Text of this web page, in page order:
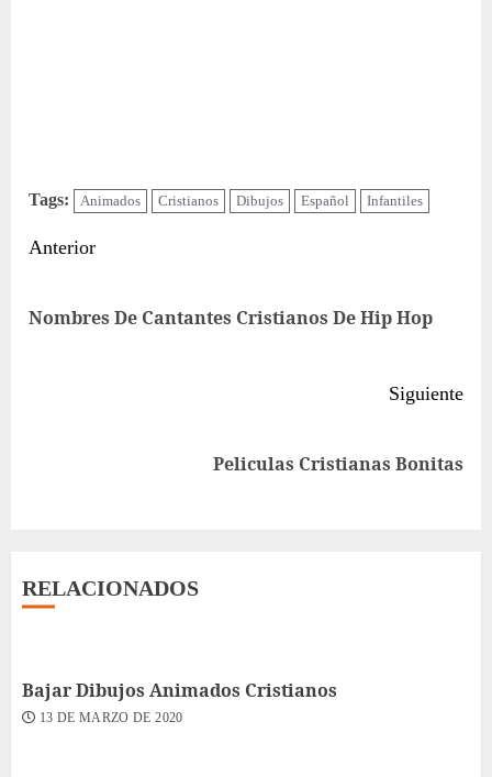
Tags: Animados Cristianos Dibujos Español Infantiles
Sigue
Anterior
Nombres De Cantantes Cristianos De Hip Hop
Siguiente
Peliculas Cristianas Bonitas
RELACIONADOS
Bajar Dibujos Animados Cristianos
13 DE MARZO DE 2020